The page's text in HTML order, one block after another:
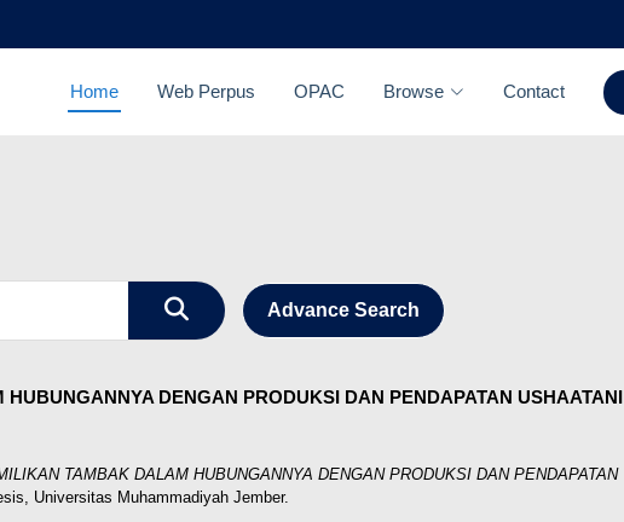
Home Web Perpus OPAC Browse Contact
Advance Search
DENGAN PRODUKSI DAN PENDAPATAN USHAATANI
TAMBAK DALAM HUBUNGANNYA DENGAN PRODUKSI DAN PENDAPATAN
Universitas Muhammadiyah Jember.